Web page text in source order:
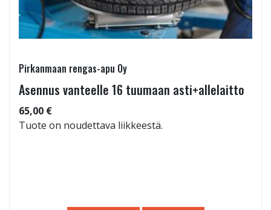
Pirkanmaan rengas-apu Oy
Asennus vanteelle 16 tuumaan asti+allelaitto
65,00 €
Tuote on noudettava liikkeestä.